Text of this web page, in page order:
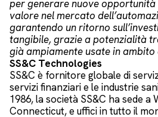
per generare nuove
valore nel mercato
garantendo un ritorno
tangibile, grazie a potenzialità
già ampiamente usate in ambito
SS&C Technologies
SS&C è fornitore globale di
servizi finanziari e le industrie
1986, la società SS&C ha sede a
Connecticut, e uffici in tutto il